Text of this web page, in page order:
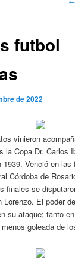
futbol
de 2022
vinieron
la Copa Dr. Carlos
Venció en las
Córdoba de
finales se
Lorenzo. El poder
su ataque; tanto
goleada de